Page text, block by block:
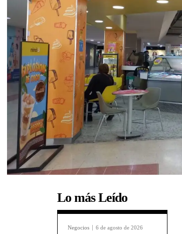
Lo más Leído
Negocios 6 de agosto de 2026